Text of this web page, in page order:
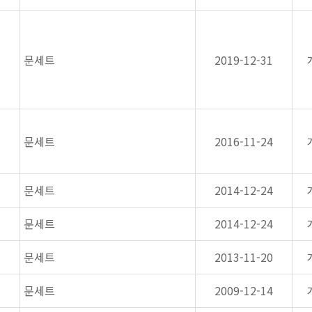
문세트 2019-12-31
문세트 2016-11-24
문세트 2014-12-24
문세트
2014-12-24
문세트
2013-11-20
문세트
2009-12-14